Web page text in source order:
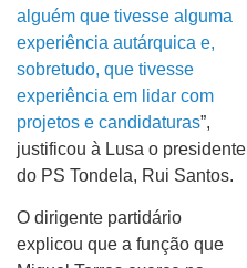
alguém que tivesse alguma
experiência autárquica e,
sobretudo, que tivesse
experiência em lidar com
projetos e candidaturas”,
justificou à Lusa o presidente
do PS Tondela, Rui Santos.
O dirigente partidário
explicou que a função que